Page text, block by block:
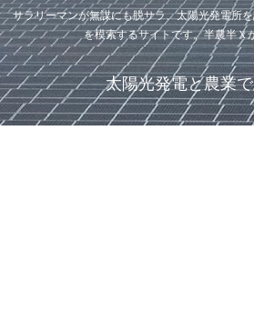
サラリーマンが無謀にも脱サラ、太陽光発電所
を模索するサイトです。半農半Ｘ
太陽光発電と農業